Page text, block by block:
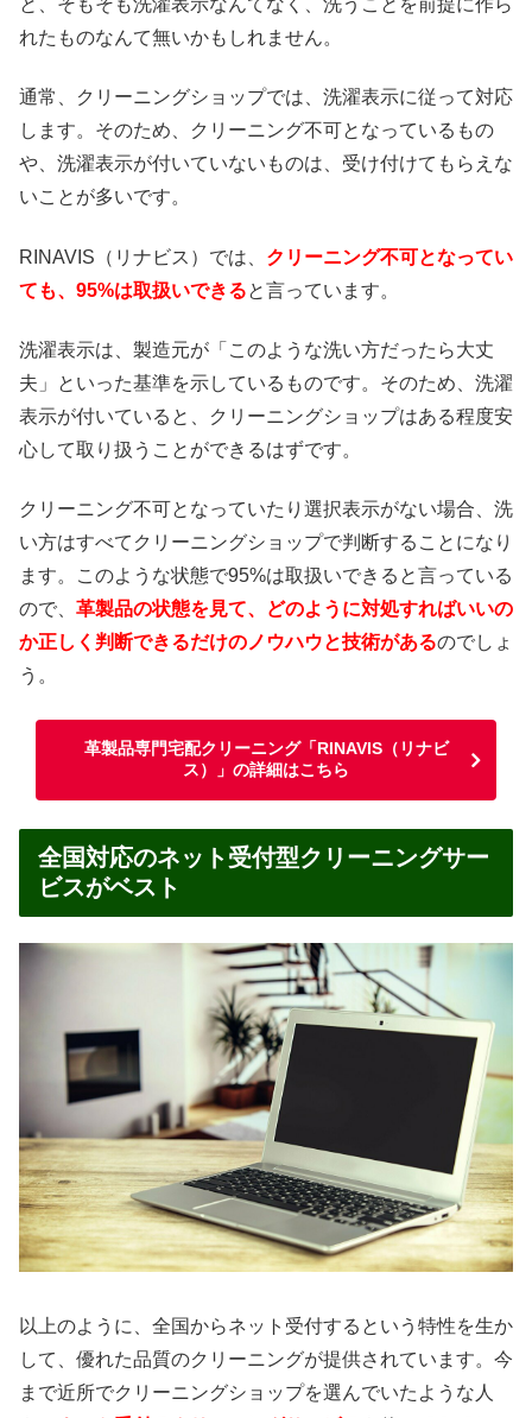
れたものなんて無いかもしれません。
通常、クリーニングショップでは、洗濯表示に従って対応
します。そのため、クリーニング不可となっているもの
や、洗濯表示が付いていないものは、受け付けてもらえな
いことが多いです。
RINAVIS（リナビス）では、 クリーニング不可となってい
ても、95%は取扱いできると言っています。
洗濯表示は、製造元が「このような洗い方だったら大丈
夫」といった基準を示しているものです。そのため、洗濯
表示が付いていると、クリーニングショップはある程度安
心して取り扱うことができるはずです。
クリーニング不可となっていたり選択表示がない場合、洗
い方はすべてクリーニングショップで判断することになり
ます。このような状態で95%は取扱いできると言っている
ので、 革製品の状態を見て、どのように対処すればいいの
か正しく判断できるだけのノウハウと技術があるのでしょ
う。
革製品専門宅配クリーニング「RINAVIS（リナビ
ス）」の詳細はこちら
全国対応のネット受付型クリーニングサー
ビスがベスト
以上のように、全国からネット受付するという特性を生か
して、優れた品質のクリーニングが提供されています。今
まで近所でクリーニングショップを選んでいたような人